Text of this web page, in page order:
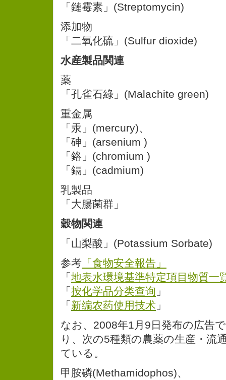
「鏈霉素」(Streptomycin)
添加物
「二氧化硫」(Sulfur dioxide)
水産製品関連
薬
「孔雀石綠」(Malachite green)
重金属
「汞」(mercury)、
「砷」(arsenium )
「鉻」(chromium )
「鎘」(cadmium)
乳製品
「大腸菌群」
穀物関連
「山梨酸」(Potassium Sorbate)
参考 「食物安全報告」
「 地表水環境基準特定項目物質一
「 按化学品分类查询 」
「 新编农药使用技术 」
なお、2008年1月9日発布の広告
り、次の5種類の農薬の生産・流
ている。
甲胺磷(Methamidophos)、